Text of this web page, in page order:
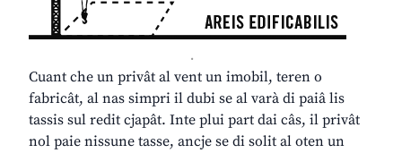
.
Cuant che un privât al vent un imobil, teren o
fabricât, al nas simpri il dubi se al varà di paiâ lis
tassis sul redit cjapât. Inte plui part dai câs, il privât
nol paie nissune tasse, ancje se di solit al oten un